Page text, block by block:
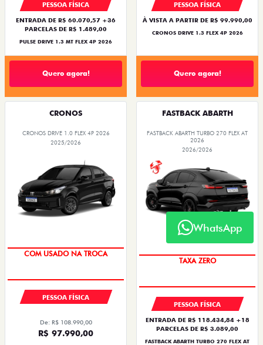
PESSOA FÍSICA
ENTRADA DE R$ 60.070,57 +36
PARCELAS DE R$ 1.489,00
PULSE DRIVE 1.3 MT FLEX 4P 2026
Quero agora!
PESSOA FÍSICA
À VISTA A PARTIR DE R$ 99.990,00
CRONOS DRIVE 1.3 FLEX 4P 2026
Quero agora!
CRONOS
CRONOS DRIVE 1.0 FLEX 4P 2026
2025/2026
SUPER DESCONTO
PESSOA FÍSICA
De: R$ 108.990,00
R$ 97.990,00
FASTBACK ABARTH
FASTBACK ABARTH TURBO 270 FLEX AT
2026
2026/2026
SAIA DE FIAT 0KM
PESSOA FÍSICA
ENTRADA DE R$ 118.434,84 +18
PARCELAS DE R$ 3.089,00
FASTBACK ABARTH TURBO 270 FLEX AT
WhatsApp